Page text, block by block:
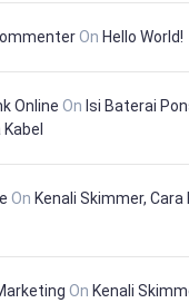
On Hello World!
Online On Isi Baterai
On Kenali Skimmer,
On Kenali